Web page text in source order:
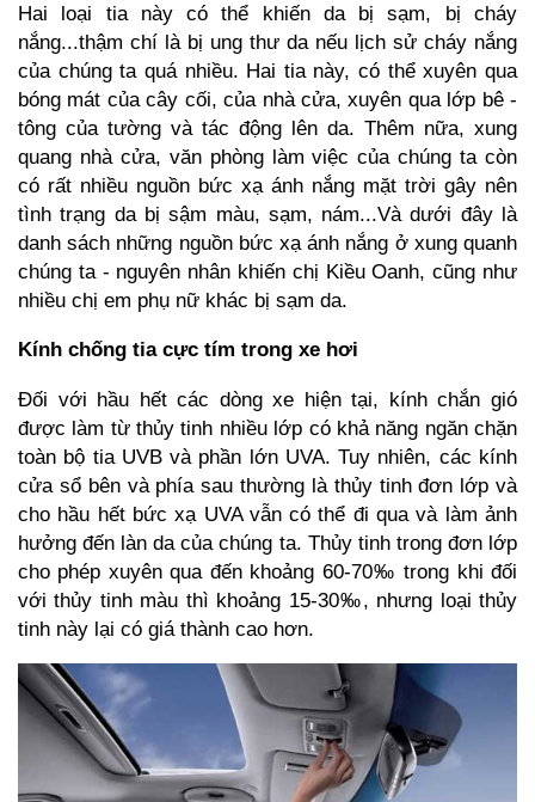
Hai loại tia này có thể khiến da bị sạm, bị cháy
nắng...thậm chí là bị ung thư da nếu lịch sử cháy nắng
của chúng ta quá nhiều. Hai tia này, có thể xuyên qua
bóng mát của cây cối, của nhà cửa, xuyên qua lớp bê -
tông của tường và tác động lên da. Thêm nữa, xung
quang nhà cửa, văn phòng làm việc của chúng ta còn
có rất nhiều nguồn bức xạ ánh nắng mặt trời gây nên
tình trạng da bị sậm màu, sạm, nám...Và dưới đây là
danh sách những nguồn bức xạ ánh nắng ở xung quanh
chúng ta - nguyên nhân khiến chị Kiều Oanh, cũng như
nhiều chị em phụ nữ khác bị sạm da.
Kính chống tia cực tím trong xe hơi
Đối với hầu hết các dòng xe hiện tại, kính chắn gió
được làm từ thủy tinh nhiều lớp có khả năng ngăn chặn
toàn bộ tia UVB và phần lớn UVA. Tuy nhiên, các kính
cửa sổ bên và phía sau thường là thủy tinh đơn lớp và
cho hầu hết bức xạ UVA vẫn có thể đi qua và làm ảnh
hưởng đến làn da của chúng ta. Thủy tinh trong đơn lớp
cho phép xuyên qua đến khoảng 60-70‰ trong khi đối
với thủy tinh màu thì khoảng 15-30‰, nhưng loại thủy
tinh này lại có giá thành cao hơn.